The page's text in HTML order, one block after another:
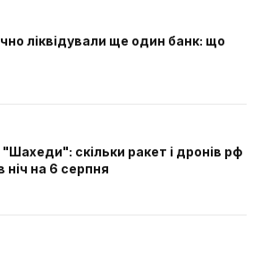
ліквідували ще один банк: що
скільки ракет і дронів рф
ніч на 6 серпня